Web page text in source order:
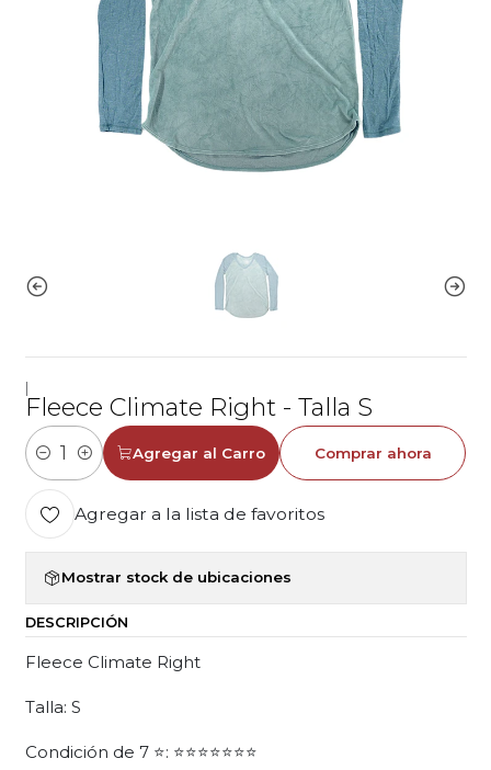
Fleece Climate Right - Talla S
Cantidad
Agregar al Carro Comprar ahora
Agregar a la lista de favoritos
Mostrar stock de ubicaciones
DESCRIPCIÓN
Fleece Climate Right
Talla: S
Condición de 7 ⭐: ⭐⭐⭐⭐⭐⭐⭐